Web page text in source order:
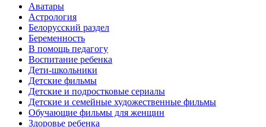
Аватары
Астрология
Белорусский раздел
Беременность
В помощь педагогу
Воспитание ребенка
Дети-школьники
Детские фильмы
Детские и подростковые сериалы
Детские и семейные художественные фильмы
Обучающие фильмы для женщин
Здоровье ребенка